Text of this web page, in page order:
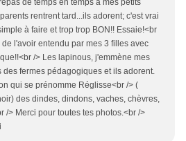
de temps en temps à mes petits
rentrent tard...ils adorent; c'est vrai
à faire et trop trop BON!! Essaie!<br
de l'avoir entendu par mes 3 filles avec
/> Les lapinous, j'emmène mes
des fermes pédagogiques et ils adorent.
qui se prénomme Réglisse<br /> (
des dindes, dindons, vaches, chèvres,
/> Merci pour toutes tes photos.<br />